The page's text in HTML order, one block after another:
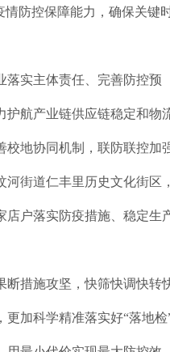
防控保障能力，确保关键
落实主体责任、完善防控预
护航产业链供应链稳定和物
校地协同机制，联防联控加
街道仁丰里历史文化街区，
店户落实防疫措施、稳定生
断措施攻坚，快筛快调快转
加科学精准落实好“落地检